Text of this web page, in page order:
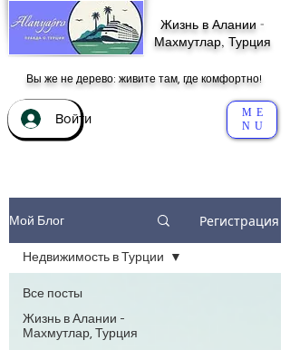
Жизнь в Алании -
Махмутлар, Турция
Вы же не дерево: живите там, где комфортно!
Войти
ME
NU
Мой Блог Регистрация
Все посты
Жизнь в Алании -
Махмутлар, Турция
Недвижимость в Турции